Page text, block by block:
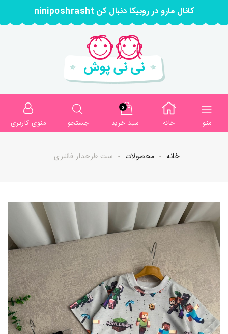
کانال مارو در روبیکا دنبال کن niniposhrasht
منو خانه
0
سبد خرید
جستجو منوی کاربری
خانه محصولات ست طرحدار فانتزی